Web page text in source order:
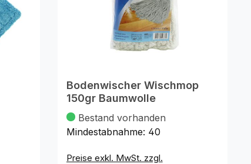
Bodenwischer Wischmop
150gr Baumwolle
Bestand vorhanden
Mindestabnahme: 40
Preise exkl. MwSt. zzgl.